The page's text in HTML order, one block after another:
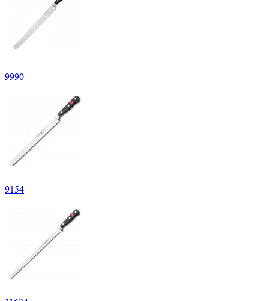
9990
9154